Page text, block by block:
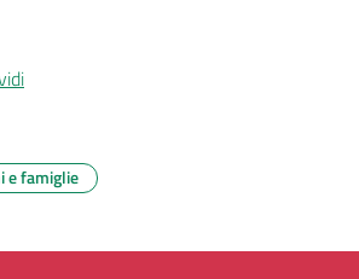
e famiglie